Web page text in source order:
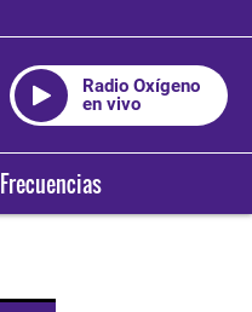
Radio Oxígeno
en vivo
Frecuencias